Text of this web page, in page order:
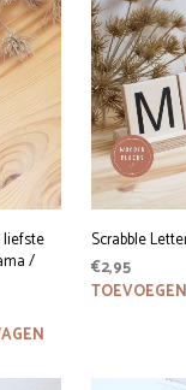
liefste
/
Scrabble
€2,95